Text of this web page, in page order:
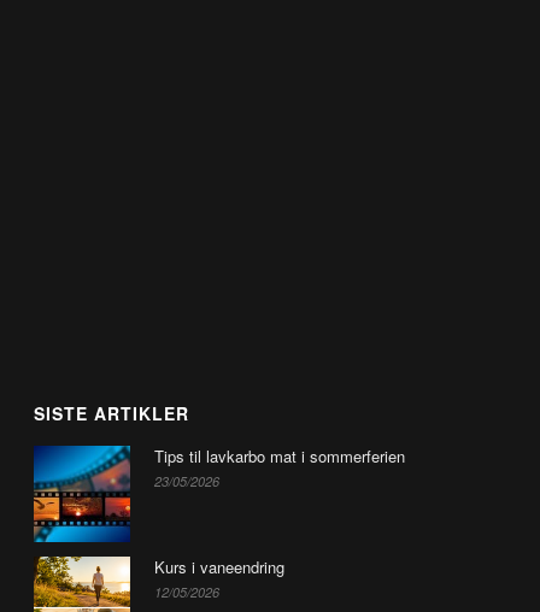
SISTE ARTIKLER
Tips til lavkarbo mat i sommerferien
23/05/2026
Kurs i vaneendring
12/05/2026